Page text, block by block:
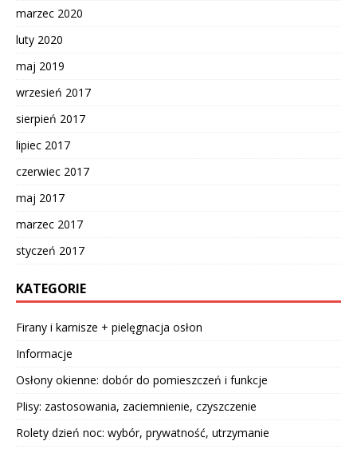
marzec 2020
luty 2020
maj 2019
wrzesień 2017
sierpień 2017
lipiec 2017
czerwiec 2017
maj 2017
marzec 2017
styczeń 2017
KATEGORIE
Firany i karnisze + pielęgnacja osłon
Informacje
Osłony okienne: dobór do pomieszczeń i funkcje
Plisy: zastosowania, zaciemnienie, czyszczenie
Rolety dzień noc: wybór, prywatność, utrzymanie